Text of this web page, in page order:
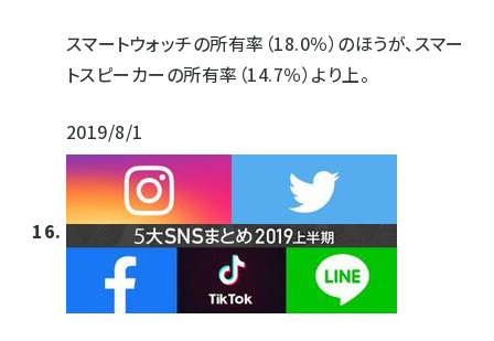
スマートウォッチの所有率（18.0％）のほうが、スマー
トスピーカーの所有率（14.7％）より上。
2019/8/1